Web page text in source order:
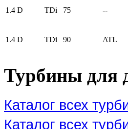
1.4 D TDi 75 --
1.4 D TDi 90 ATL
Турбины для
Каталог всех
Каталог всех